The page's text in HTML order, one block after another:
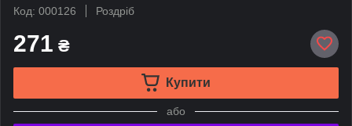
Код: 000126
Роздріб
271 ₴
Купити
або